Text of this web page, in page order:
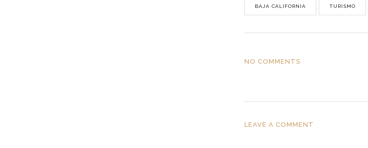
BAJA CALIFORNIA TURISMO
NO COMMENTS
LEAVE A COMMENT